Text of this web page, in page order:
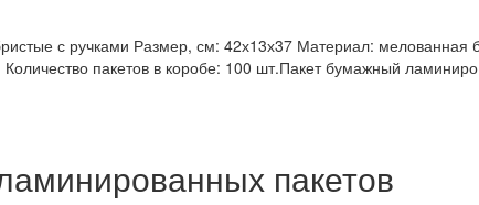
с ручками Размер, см: 42х13х37 Материал: мелованная
пакетов в коробе: 100 шт.Пакет бумажный
пакетов